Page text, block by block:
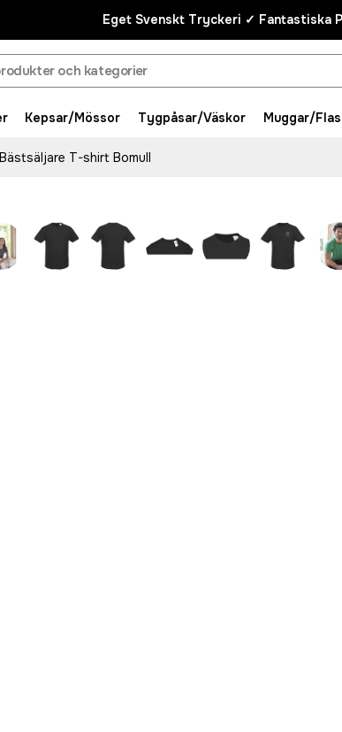
Eget Svenskt Tryckeri ✓ Fantastiska
Kepsar/Mössor Tygpåsar/Väskor Muggar/
T-shirt Bomull